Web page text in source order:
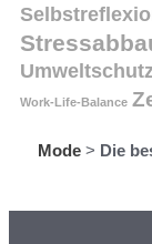
Work-Life-Balance
Mode > Die